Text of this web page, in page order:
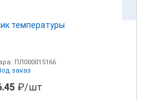
температуры
ПЛ000015166
заказ
₽/шт